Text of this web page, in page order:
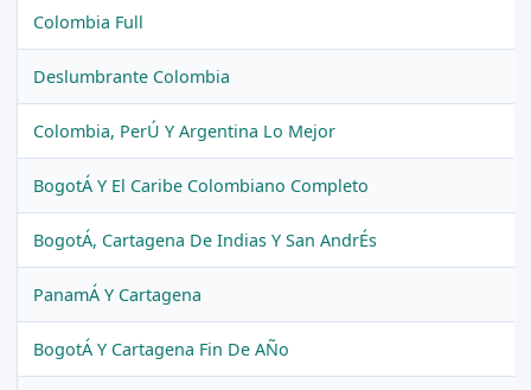
Colombia Full
Deslumbrante Colombia
Colombia, PerÚ Y Argentina Lo Mejor
BogotÁ Y El Caribe Colombiano Completo
BogotÁ, Cartagena De Indias Y San AndrÉs
PanamÁ Y Cartagena
BogotÁ Y Cartagena Fin De AÑo